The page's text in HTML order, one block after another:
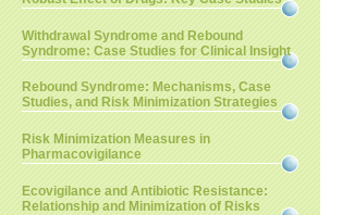
Withdrawal Syndrome and Rebound
Syndrome: Case Studies for Clinical Insight
Rebound Syndrome: Mechanisms, Case
Studies, and Risk Minimization Strategies
Risk Minimization Measures in
Pharmacovigilance
Ecovigilance and Antibiotic Resistance:
Relationship and Minimization of Risks